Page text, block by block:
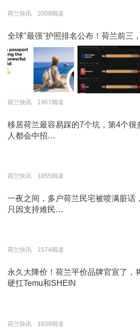
荷兰快讯 2009阅读
全球"最强"护照排名公布！荷兰前三
荷兰快讯 1967阅读
移居荷兰最容易踩的7个坑，第4个很
人都会中招…
荷兰快讯 1855阅读
一夜之间，多户荷兰民宅被喷满脏话，
只因支持难民…
荷兰快讯 1574阅读
永久大降价！荷兰平价品牌官宣了，
硬扛Temu和SHEIN
荷兰快讯 1839阅读